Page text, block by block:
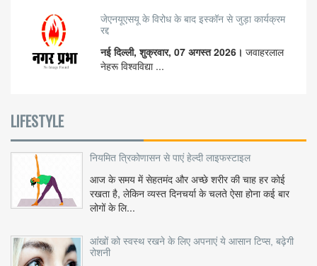
जेएनयूएसयू के विरोध के बाद इस्कॉन से जुड़ा कार्यक्रम
रद्द
नई दिल्ली, शुक्रवार, 07 अगस्त 2026। जवाहरलाल
नेहरू विश्वविद्या ...
LIFESTYLE
नियमित त्रिकोणासन से पाएं हेल्दी लाइफस्टाइल
आज के समय में सेहतमंद और अच्छे शरीर की चाह हर कोई
रखता है, लेकिन व्यस्त दिनचर्या के चलते ऐसा होना कई बार
लोगों के लि...
आंखों को स्वस्थ रखने के लिए अपनाएं ये आसान टिप्स, बढ़ेगी
रोशनी